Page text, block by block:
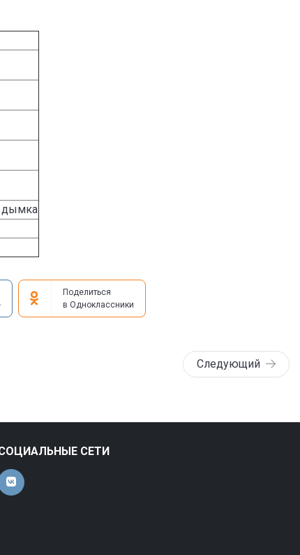
дымка
Поделиться
в Одноклассники
Следующий
СЕТИ